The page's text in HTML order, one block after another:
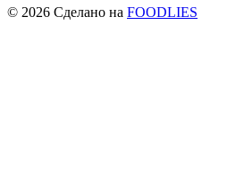
© 2026 Сделано на FOODLIES